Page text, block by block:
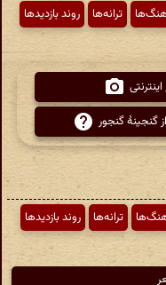
ترانه‌ها
روند بازدیدها
گنجینهٔ گنجور
ترانه‌ها
روند بازدیدها